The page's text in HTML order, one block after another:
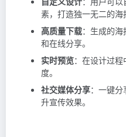
素，打造独一无二的海
高质量下载：生成的
和在线分享。
实时预览：在设计过
度。
社交媒体分享：一键
升宣传效果。